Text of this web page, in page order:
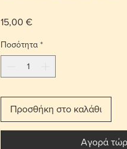
15,00 €Τιμή
Ποσότητα *
Προσθήκη στο καλάθι
Αγορά